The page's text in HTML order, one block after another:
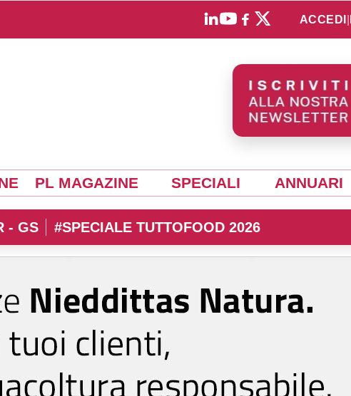
ACCEDI
PL MAGAZINE SPECIALI ANNUARI
- GS #SPECIALE TUTTOFOOD 2026